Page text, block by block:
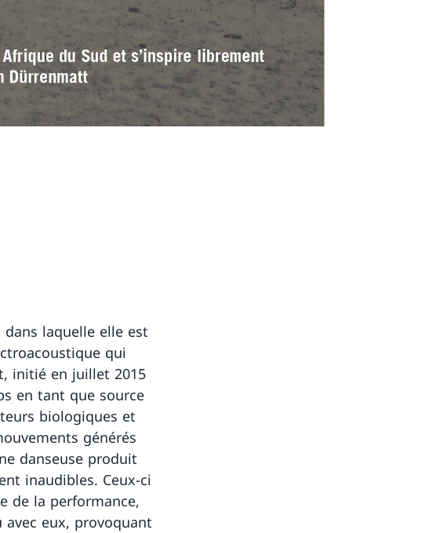
laquelle elle est
qui
initié en juillet 2015
en tant que source
biologiques et
générés
danseuse produit
inaudibles. Ceux-ci
de la performance,
eux, provoquant